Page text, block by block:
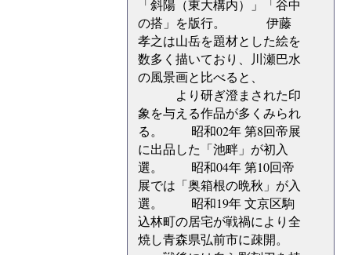
「斜陽（東大構内）」「谷中
の搭」を版行。 伊藤
孝之は山岳を題材とした絵を
数多く描いており、川瀬巴水
の風景画と比べると、
より研ぎ澄まされた印
象を与える作品が多くみられ
る。 昭和02年 第8回帝展
に出品した「池畔」が初入
選。 昭和04年 第10回帝
展では「奥箱根の晩秋」が入
選。 昭和19年 文京区駒
込林町の居宅が戦禍により全
焼し青森県弘前市に疎開。